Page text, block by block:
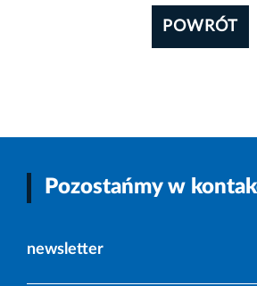
POWRÓT
Pozostańmy w
newsletter